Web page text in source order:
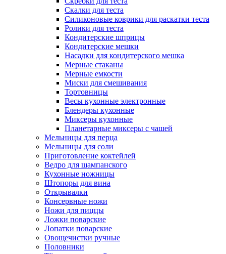
Скалки для теста
Силиконовые коврики для раскатки теста
Ролики для теста
Кондитерские шприцы
Кондитерские мешки
Насадки для кондитерского мешка
Мерные стаканы
Мерные емкости
Миски для смешивания
Тортовницы
Весы кухонные электронные
Блендеры кухонные
Миксеры кухонные
Планетарные миксеры с чашей
Мельницы для перца
Мельницы для соли
Приготовление коктейлей
Ведро для шампанского
Кухонные ножницы
Штопоры для вина
Открывалки
Консервные ножи
Ножи для пиццы
Ложки поварские
Лопатки поварские
Овощечистки ручные
Половники